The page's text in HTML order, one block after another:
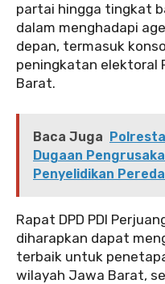
partai hingga tingkat
dalam menghadapi
depan, termasuk
peningkatan elektoral
Barat.
Baca Juga
Dugaan
Penyelidikan
Rapat DPD PDI
diharapkan dapat
terbaik untuk
wilayah Jawa Barat,